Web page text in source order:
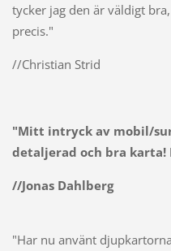
tycker jag den är väldigt
precis."
//Christian Strid
"Mitt intryck av mobil/
detaljerad och bra
//Jonas Dahlberg
"Har nu använt